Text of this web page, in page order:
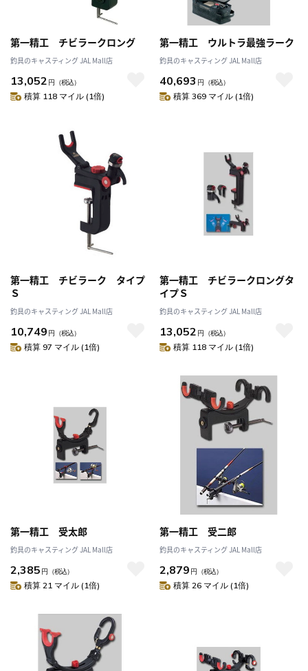
第一精工 チビラークロング
釣具のキャスティング JAL Mall店
13,052 円 （税込）
積算 118 マイル (1倍)
第一精工 ウルトラ最強ラーク
釣具のキャスティング JAL Mall店
40,693 円 （税込）
積算 369 マイル (1倍)
第一精工 チビラーク タイプ
Ｓ
釣具のキャスティング JAL Mall店
10,749 円 （税込）
積算 97 マイル (1倍)
第一精工 チビラークロングタ
イプＳ
釣具のキャスティング JAL Mall店
13,052 円 （税込）
積算 118 マイル (1倍)
第一精工 受太郎
釣具のキャスティング JAL Mall店
2,385 円 （税込）
積算 21 マイル (1倍)
第一精工 受二郎
釣具のキャスティング JAL Mall店
2,879 円 （税込）
積算 26 マイル (1倍)